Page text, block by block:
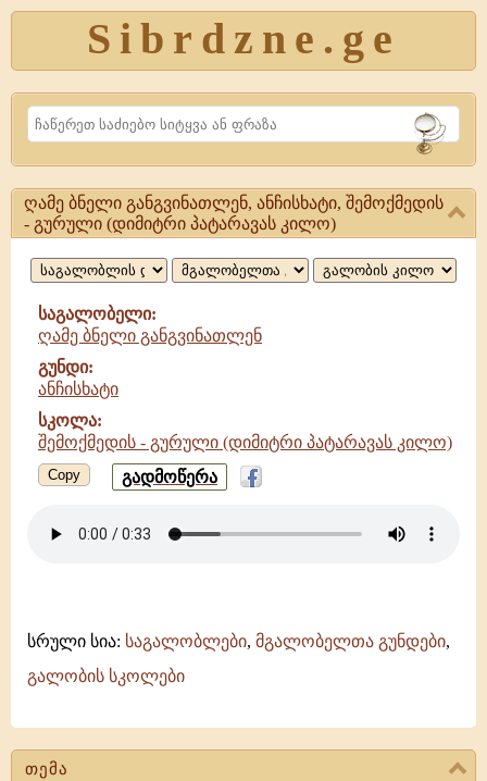
Sibrdzne.ge
Search
თემა
ღამე
ბნელი
ანჩისხატი
ღამე ბნელი განგვინათლენ, ანჩისხატი, შემოქმედის
- გურული (დიმიტრი პატარავას კილო)
საგალობელი:
ღამე ბნელი განგვინათლენ
გუნდი:
ანჩისხატი
სკოლა:
შემოქმედის - გურული (დიმიტრი პატარავას კილო)
Copy გადმოწერა
სრული სია: საგალობლები, მგალობელთა გუნდები,
გალობის სკოლები